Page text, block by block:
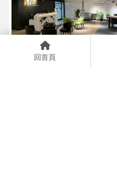
商務中心如何幫助企業創
回首頁